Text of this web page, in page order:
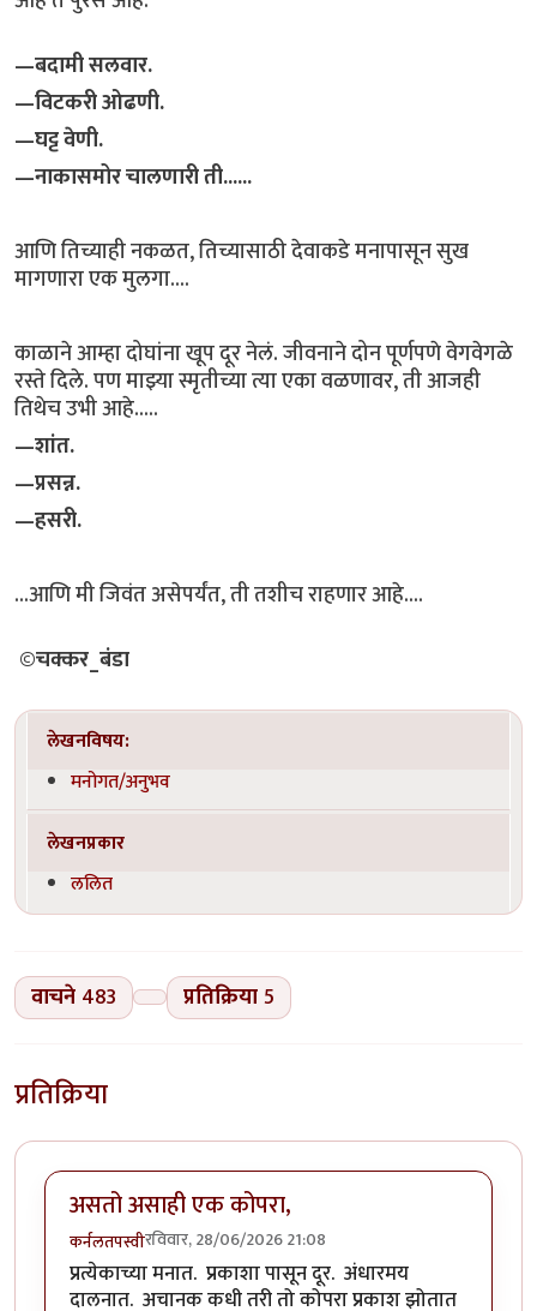
—बदामी सलवार.
—विटकरी ओढणी.
—घट्ट वेणी.
—नाकासमोर चालणारी ती......
आणि तिच्याही नकळत, तिच्यासाठी देवाकडे मनापासून सुख
मागणारा एक मुलगा....
काळाने आम्हा दोघांना खूप दूर नेलं. जीवनाने दोन पूर्णपणे वेगवेगळे
रस्ते दिले. पण माझ्या स्मृतीच्या त्या एका वळणावर, ती आजही
तिथेच उभी आहे.....
—शांत.
—प्रसन्न.
—हसरी.
...आणि मी जिवंत असेपर्यंत, ती तशीच राहणार आहे....
©चक्कर_बंडा
लेखनविषय:
मनोगत/अनुभव
लेखनप्रकार
ललित
वाचने 483 प्रतिक्रिया5
प्रतिक्रिया
असतो असाही एक कोपरा,
कर्नलतपस्वीरविवार, 28/06/2026 21:08
प्रत्येकाच्या मनात. प्रकाशा पासून दूर. अंधारमय
दालनात. अचानक कधी तरी तो कोपरा प्रकाश झोतात